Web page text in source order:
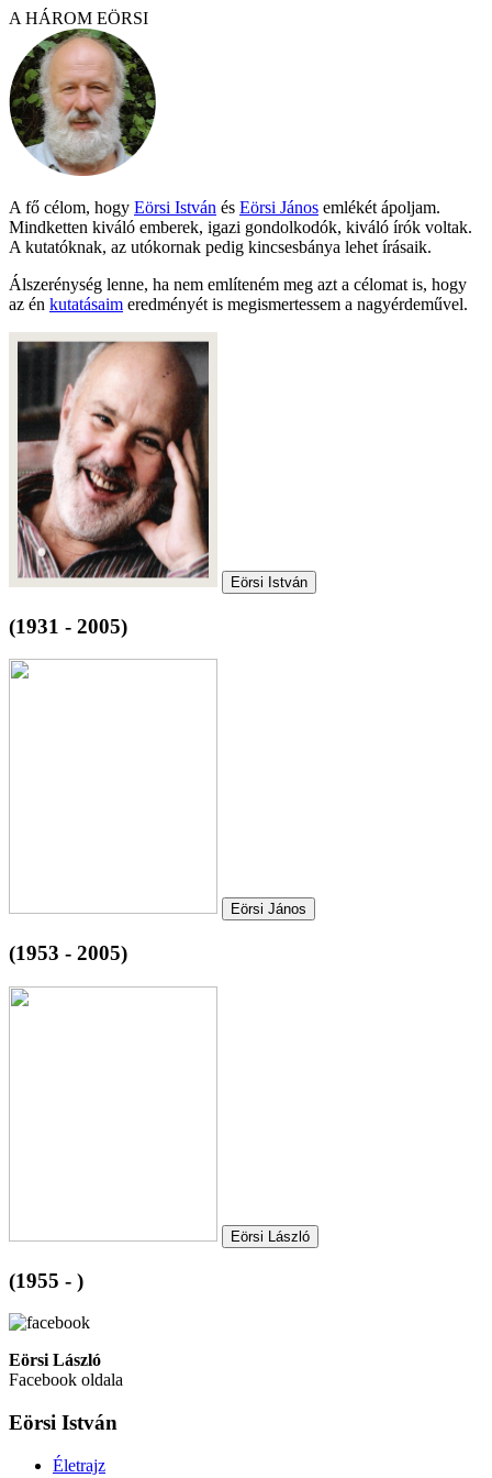
A HÁROM EÖRSI
A fő célom, hogy Eörsi István és Eörsi János emlékét ápoljam.
Mindketten kiváló emberek, igazi gondolkodók, kiváló írók voltak.
A kutatóknak, az utókornak pedig kincsesbánya lehet írásaik.
Álszerénység lenne, ha nem említeném meg azt a célomat is, hogy
az én kutatásaim eredményét is megismertessem a nagyérdeművel.
Eörsi István
(1931 - 2005)
Eörsi János
(1953 - 2005)
Eörsi László
(1955 - )
Eörsi László
Facebook oldala
Eörsi István
Életrajz